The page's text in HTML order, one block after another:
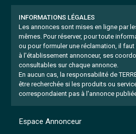
INFORMATIONS LÉGALES
Les annonces sont mises en ligne par
mêmes. Pour réserver, pour toute
ou pour formuler une réclamation, il
à l'établissement annonceur, ses
consultables sur chaque annonce.
En aucun cas, la responsabilité de
être recherchée si les produits ou
correspondaient pas à l'annonce
Espace Annonceur